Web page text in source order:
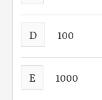
D 100
E 1000